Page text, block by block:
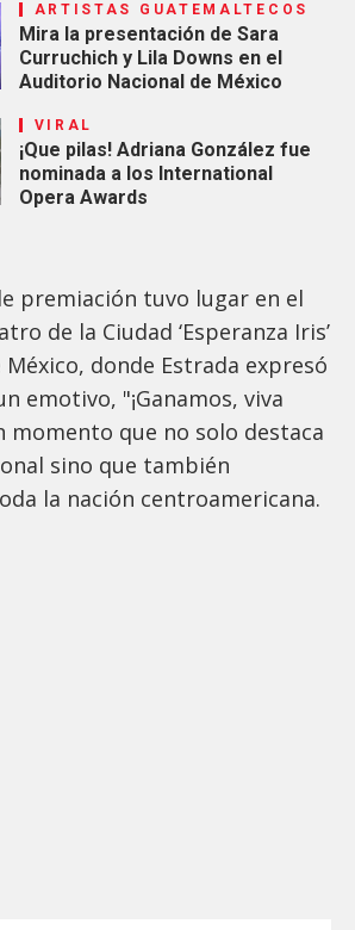
ARTISTAS GUATEMALTECOS
Mira la presentación de Sara
Curruchich y Lila Downs en el
Auditorio Nacional de México
VIRAL
¡Que pilas! Adriana González fue
nominada a los International
Opera Awards
premiación tuvo lugar en el
de la Ciudad ‘Esperanza Iris’
México, donde Estrada expresó
emotivo, "¡Ganamos, viva
momento que no solo destaca
sino que también
la nación centroamericana.